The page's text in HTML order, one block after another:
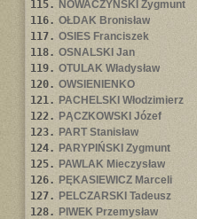
115. NOWACZYŃSKI Zygmunt
116. OŁDAK Bronisław
117. OSIES Franciszek
118. OSNALSKI Jan
119. OTULAK Władysław
120. OWSIENIENKO
121. PACHELSKI Włodzimierz
122. PĄCZKOWSKI Józef
123. PART Stanisław
124. PARYPIŃSKI Zygmunt
125. PAWLAK Mieczysław
126. PĘKASIEWICZ Marceli
127. PELCZARSKI Tadeusz
128. PIWEK Przemysław